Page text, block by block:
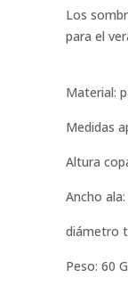
Los
para el
Material:
Medidas
Altura
Ancho
diámetro
Peso: 60